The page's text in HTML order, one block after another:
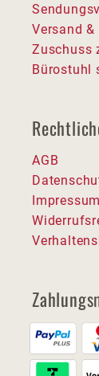
Versand
Zuschuss
Bürostuhl
AGB
Impressum